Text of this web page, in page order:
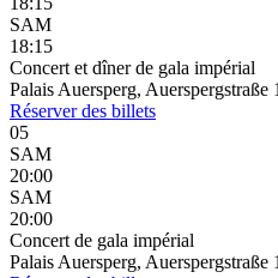
SAM
18:15
Concert et dîner de gala impérial
Palais Auersperg,
Réserverdes billets
05
SAM
20:00
SAM
20:00
Concert de gala impérial
Palais Auersperg,